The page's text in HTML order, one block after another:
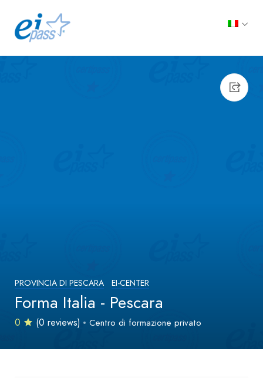
PROVINCIA DI PESCARA EI-CENTER
Forma Italia - Pescara
0 (0 reviews) Centro di formazione privato